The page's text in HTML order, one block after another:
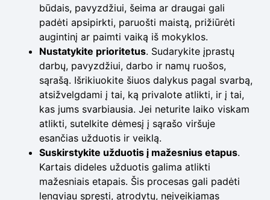
būdais, pavyzdžiui, šeima ar draugai gali
padėti apsipirkti, paruošti maistą, prižiūrėti
augintinį ar paimti vaiką iš mokyklos.
Nustatykite prioritetus. Sudarykite įprastų
darbų, pavyzdžiui, darbo ir namų ruošos,
sąrašą. Išrikiuokite šiuos dalykus pagal svarbą,
atsižvelgdami į tai, ką privalote atlikti, ir į tai,
kas jums svarbiausia. Jei neturite laiko viskam
atlikti, sutelkite dėmesį į sąrašo viršuje
esančias užduotis ir veiklą.
Suskirstykite užduotis į mažesnius etapus.
Kartais dideles užduotis galima atlikti
mažesniais etapais. Šis procesas gali padėti
lengviau spręsti, atrodytų, neįveikiamas